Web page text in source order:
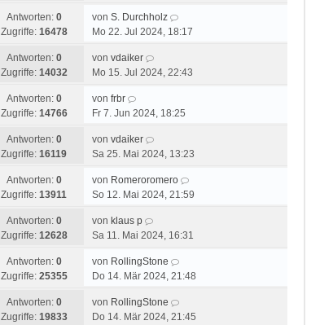
Antworten: 0
Zugriffe: 16478
von S. Durchholz
Mo 22. Jul 2024, 18:17
Antworten: 0
Zugriffe: 14032
von vdaiker
Mo 15. Jul 2024, 22:43
Antworten: 0
Zugriffe: 14766
von frbr
Fr 7. Jun 2024, 18:25
Antworten: 0
Zugriffe:16119
von vdaiker
Sa 25. Mai 2024, 13:23
Antworten: 0
Zugriffe:13911
von Romeroromero
So 12. Mai 2024, 21:59
Antworten: 0
Zugriffe: 12628
von klaus p
Sa 11. Mai 2024, 16:31
Antworten: 0
Zugriffe: 25355
von RollingStone
Do 14. Mär 2024, 21:48
Antworten: 0
Zugriffe: 19833
von RollingStone
Do 14. Mär 2024, 21:45